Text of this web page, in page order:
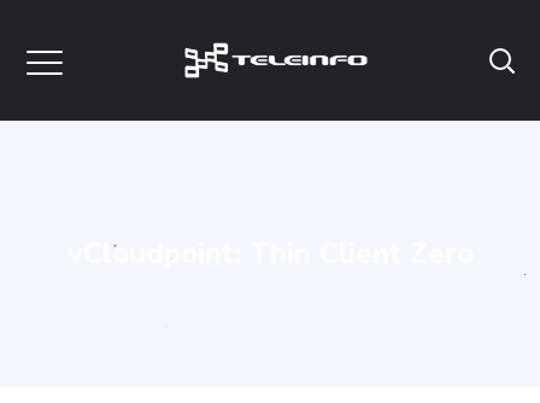
vCloudpoint: Thin Client Zero